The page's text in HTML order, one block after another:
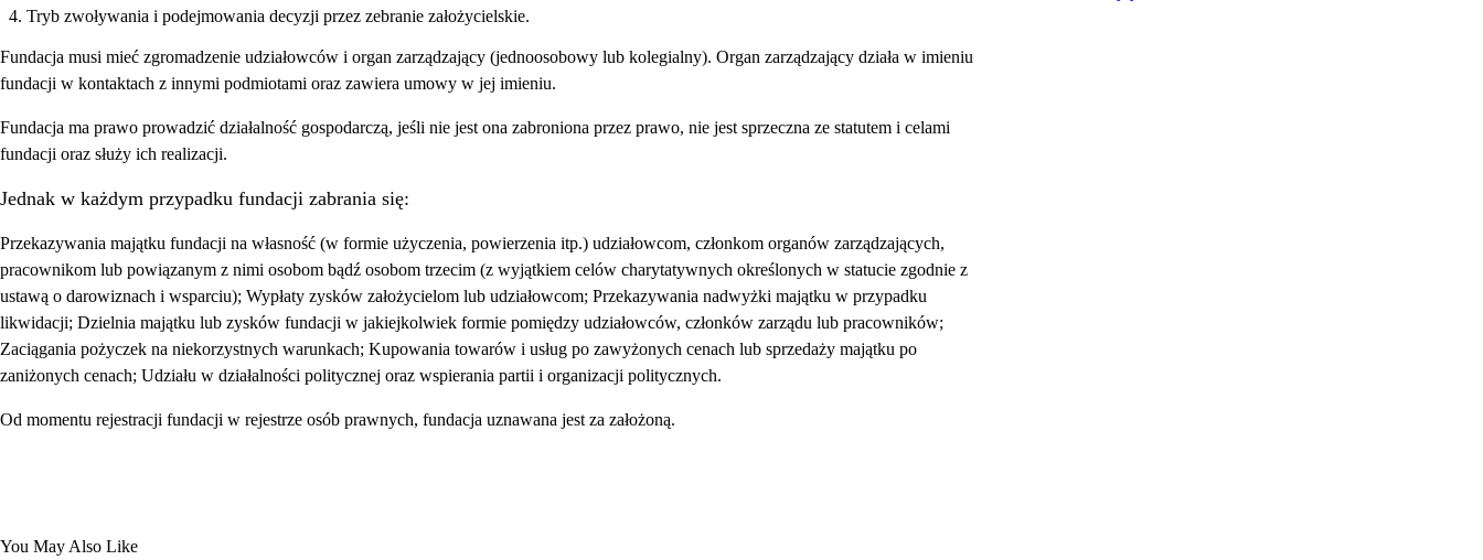
Tryb zwoływania i podejmowania decyzji przez zebranie założycielskie.
Fundacja musi mieć zgromadzenie udziałowców i organ zarządzający (jednoosobowy lub kolegialny). Organ zarządzający działa w imieniu
fundacji w kontaktach z innymi podmiotami oraz zawiera umowy w jej imieniu.
Fundacja ma prawo prowadzić działalność gospodarczą, jeśli nie jest ona zabroniona przez prawo, nie jest sprzeczna ze statutem i celami
fundacji oraz służy ich realizacji.
Jednak w każdym przypadku fundacji zabrania się:
Przekazywania majątku fundacji na własność (w formie użyczenia, powierzenia itp.) udziałowcom, członkom organów zarządzających,
pracownikom lub powiązanym z nimi osobom bądź osobom trzecim (z wyjątkiem celów charytatywnych określonych w statucie zgodnie z
ustawą o darowiznach i wsparciu); Wypłaty zysków założycielom lub udziałowcom; Przekazywania nadwyżki majątku w przypadku
likwidacji; Dzielnia majątku lub zysków fundacji w jakiejkolwiek formie pomiędzy udziałowców, członków zarządu lub pracowników;
Zaciągania pożyczek na niekorzystnych warunkach; Kupowania towarów i usług po zawyżonych cenach lub sprzedaży majątku po
zaniżonych cenach; Udziału w działalności politycznej oraz wspierania partii i organizacji politycznych.
Od momentu rejestracji fundacji w rejestrze osób prawnych, fundacja uznawana jest za założoną.
You May Also Like